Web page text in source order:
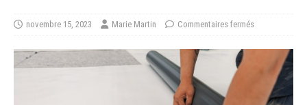
novembre 15, 2023 Marie Martin Commentaires fermés